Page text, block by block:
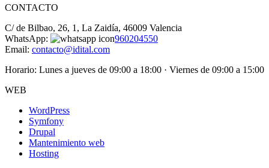
CONTACTO
C/ de Bilbao, 26, 1, La Zaidía, 46009 Valencia
WhatsApp:
960204550
Email: contacto@idital.com
Horario: Lunes a jueves de 09:00 a 18:00 · Viernes de 09:00 a 15:00
WEB
WordPress
Symfony
Drupal
Mantenimiento web
Hosting